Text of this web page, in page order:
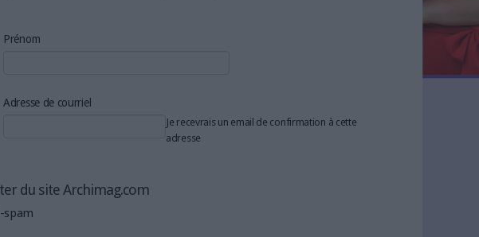
Prénom
Adresse de courriel
Je recevrais un email de confirmation à cette
adresse
du site Archimag.com
spam